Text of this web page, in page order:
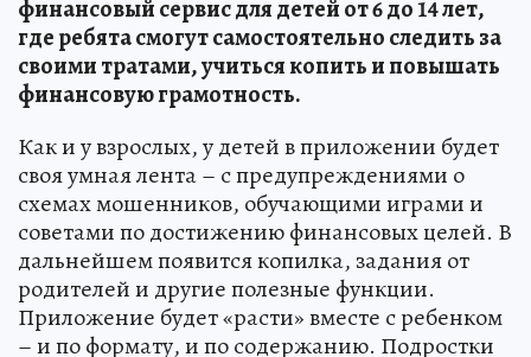
финансовый сервис для детей от 6 до 14 лет,
где ребята смогут самостоятельно следить за
своими тратами, учиться копить и повышать
финансовую грамотность.
Как и у взрослых, у детей в приложении будет
своя умная лента – с предупреждениями о
схемах мошенников, обучающими играми и
советами по достижению финансовых целей. В
дальнейшем появится копилка, задания от
родителей и другие полезные функции.
Приложение будет «расти» вместе с ребенком
– и по формату, и по содержанию. Подростки